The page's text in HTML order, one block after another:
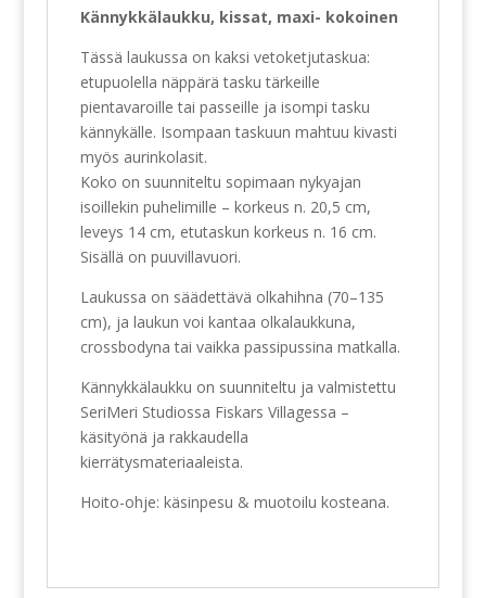
Kännykkälaukku, kissat, maxi- kokoinen
Tässä laukussa on kaksi vetoketjutaskua:
etupuolella näppärä tasku tärkeille
pientavaroille tai passeille ja isompi tasku
kännykälle. Isompaan taskuun mahtuu kivasti
myös aurinkolasit.
Koko on suunniteltu sopimaan nykyajan
isoillekin puhelimille – korkeus n. 20,5 cm,
leveys 14 cm, etutaskun korkeus n. 16 cm.
Sisällä on puuvillavuori.
Laukussa on säädettävä olkahihna (70–135
cm), ja laukun voi kantaa olkalaukkuna,
crossbodyna tai vaikka passipussina matkalla.
Kännykkälaukku on suunniteltu ja valmistettu
SeriMeri Studiossa Fiskars Villagessa –
käsityönä ja rakkaudella
kierrätysmateriaaleista.
Hoito-ohje: käsinpesu & muotoilu kosteana.